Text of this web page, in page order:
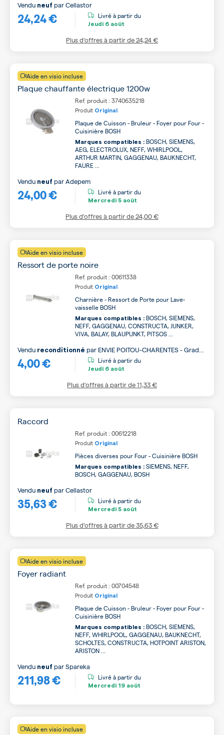
24,24 €
Vendu neuf parCellastor
Livré à partir du
Jeudi 6 août
Plus d’offres à partir de24,24 €
Aide en visio incluse
Plaque chauffante électrique 1200w
Ref. produit : 3740635218
Produit Original
Plaque de Cuisson - Bruleur - Foyer pour Four -
Cuisinière BOSH
Marques compatibles : BOSCH, SIEMENS,
AEG, ELECTROLUX, NEFF, WHIRLPOOL,
ARTHUR MARTIN, GAGGENAU, BAUKNECHT,
FAURE ...
24,00 €
Vendu neuf parAdepem
Livré à partir du
Mercredi 5 août
Plus d’offres à partir de24,00 €
Aide en visio incluse
Ressort de porte noire
Ref. produit : 00611338
Produit Original
Charnière - Ressort de Porte pour Lave-
vaisselle BOSH
Marques compatibles : BOSCH, SIEMENS,
NEFF, GAGGENAU, CONSTRUCTA, JUNKER,
VIVA, BALAY, BLAUPUNKT, PITSOS ...
4,00 €
Vendu reconditionné par ENVIE POITOU-CHARENTES - Grade
B
Livré à partir du
Jeudi 6 août
Plus d’offres à partir de11,33 €
Raccord
Ref. produit : 00612218
Produit Original
Pièces diverses pour Four - Cuisinière BOSH
Marques compatibles : SIEMENS, NEFF,
BOSCH, GAGGENAU, BOSH
35,63 €
Vendu neuf parCellastor
Livré à partir du
Mercredi 5 août
Plus d’offres à partir de35,63 €
Aide en visio incluse
Foyer radiant
Ref. produit : 00704548
Produit Original
Plaque de Cuisson - Bruleur - Foyer pour Four -
Cuisinière BOSH
Marques compatibles : BOSCH, SIEMENS,
NEFF, WHIRLPOOL, GAGGENAU, BAUKNECHT,
SCHOLTES, CONSTRUCTA, HOTPOINT ARISTON,
ARISTON ...
211,98 €
Vendu neuf parSpareka
Livré à partir du
Mercredi 19 août
Aide en visio incluse